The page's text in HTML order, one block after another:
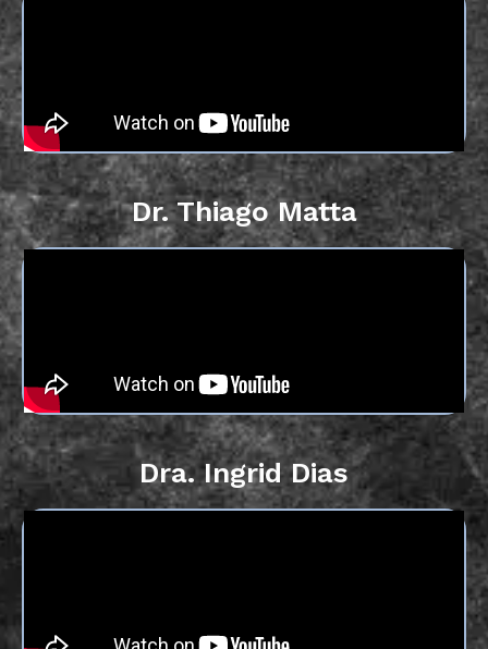
Dr. Thiago Matta
Dra. Ingrid Dias